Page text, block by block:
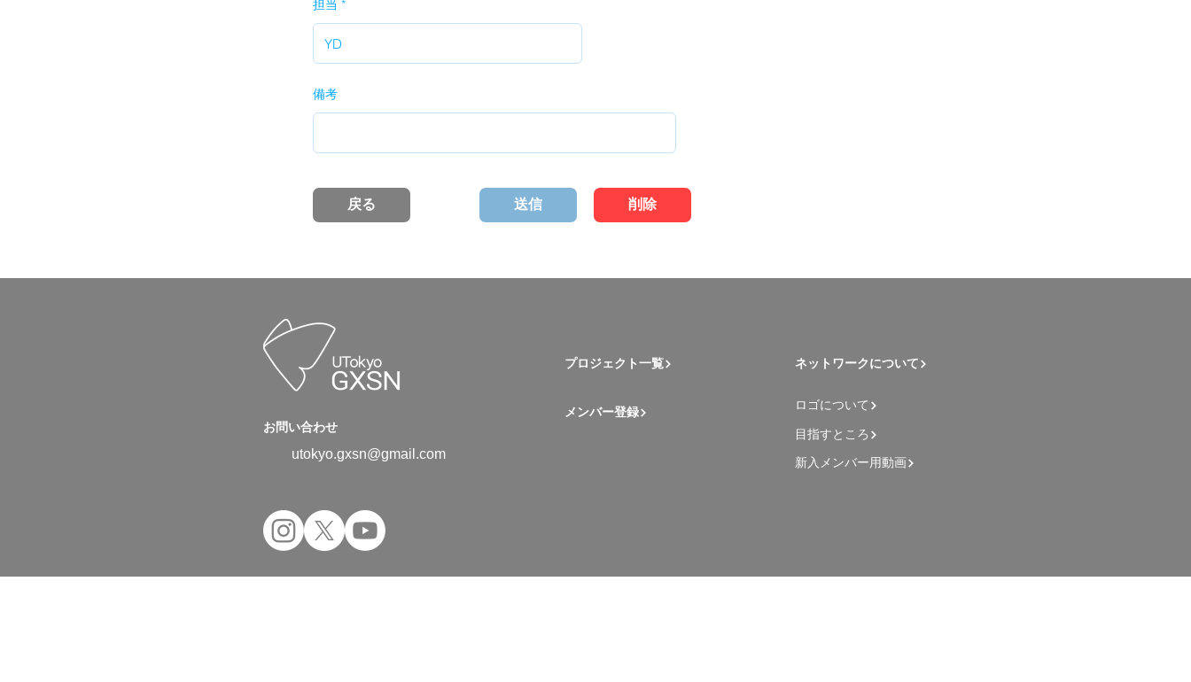
担当
備考
戻る 送信 削除
お問い合わせ
utokyo.gxsn@gmail.com
プロジェクト一覧
メンバー登録
ネットワークについて
ロゴについて
目指すところ
新入メンバー用動画